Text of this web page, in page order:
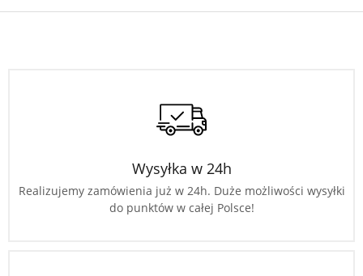
Wysyłka w 24h
Realizujemy zamówienia już w 24h. Duże możliwości wysyłki
do punktów w całej Polsce!